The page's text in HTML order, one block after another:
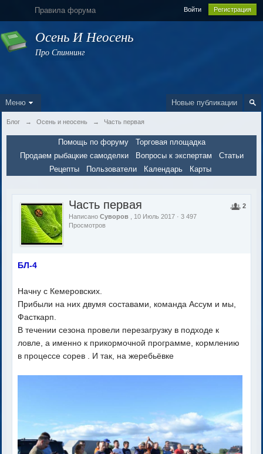
Правила форума Войти Регистрация
Осень И Неосень
Про Спиннинг
Новые публикации
Меню
Блог → Осень и неосень → Часть первая
Помощь по форуму
Торговая площадка
Продаем рыбацкие самоделки
Вопросы к экспертам
Статьи
Рецепты
Пользователи Календарь Карты
2
Часть первая
НаписаноСуворов
, 10 Июль 2017 · 3 497
Просмотров
БЛ-4
Начну с Кемеровских.
Прибыли на них двумя составами, команда Ассум и мы,
Фасткарп.
В течении сезона провели перезагрузку в подходе к
ловле, а именно к прикормочной программе, кормлению
в процессе сорев . И так, на жеребьёвке